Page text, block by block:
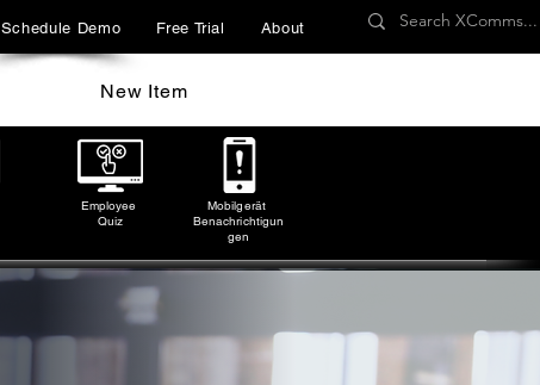
Schedule Demo Free Trial About
New Item
Employee
Quiz
Mobilgerät
Benachrichtigun
gen